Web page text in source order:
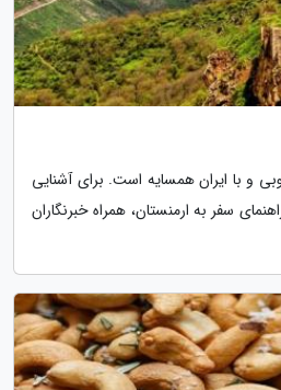
و با ایران همسایه است. برای آشنایی
سفر به ارمنستان، همراه خبرنگاران